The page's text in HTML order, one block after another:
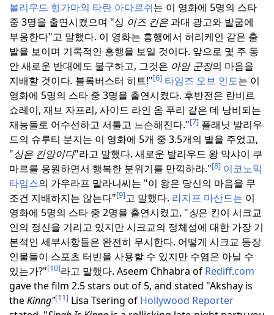
볼리우드 헝가마의 타란 아다르쉬는 이 영화에 5명의 스타
중 3명을 출연시켰으며 "싱 이즈 킨은과대 광고와 발굽에
부응한다"고 말했다. 이 영화는 흥행에서 허리케인 같은 출
발을 보이며 기록적인 흥행을 보일 것이다. 앞으로 몇 주 동
안 새로운 반대에도 불구하고, 그것은 아암 군정의 마음을
지배할 것이다. 블록버스터 히트!"[6] 타임즈 오브 인도는 이
영화에 5명의 스타 중 3명을 출연시켰다. 후반전은 란비르
쇼레이, 재브 자프리, 사이드 라인 옴 푸리 같은 데 낭비되는
재능들로 어수선하고 서툴고 느슨해진다."[7] 플래닛 발리우
드의 슈루티 분지는 이 영화에 5개 중 3.5개의 별을 주었고,
"싱은 킨앙이다"라고 말했다. 새로운 발리우드 왕 악샤이 쿠
마르를 응원하면서 행복한 분위기를 만끽하라."[8] 이코노믹
타임스의 가우라프 말라니씨는 "이 왕은 당신의 마음을 무
조건 지배하지는 않는다"[9]고 말했다. 라지프 마산드는 이
영화에 5명의 스타 중 2명을 출연시켰고, "싱은 킨이 시크교
인의 정신을 기리고 있지만 시크교의 정체성에 대한 가장 기
본적인 세부사항들은 완전히 무시한다. 어떻게 시크교 등장
인물들이 스포츠 터빈을 사용할 수 있지만 수염은 아닐 수
있는가?"[10]라고 말했다. Aseem Chhabra of Rediff.com
gave the film 2.5 stars out of 5, and stated "Akshay is
theKinng"[11] Lisa Tsering of Hollywood Reporter